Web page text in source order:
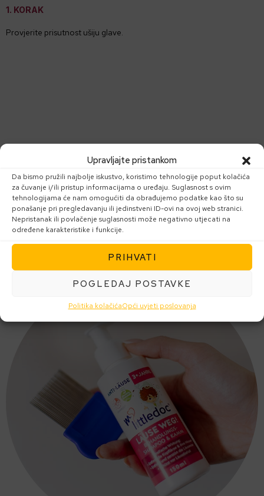
Upravljajte pristankom
Da bismo pružili najbolje iskustvo, koristimo tehnologije poput kolačića
za čuvanje i/ili pristup informacijama o uređaju. Suglasnost s ovim
tehnologijama će nam omogućiti da obrađujemo podatke kao što su
ponašanje pri pregledavanju ili jedinstveni ID-ovi na ovoj web stranici.
Nepristanak ili povlačenje suglasnosti može negativno utjecati na
određene karakteristike i funkcije.
PRIHVATI
POGLEDAJ POSTAVKE
Politika kolačićaOpći uvjeti poslovanja
1. KORAK
Provjerite prisutnost ušiju glave.
Prije uporabe dobro protresite tubu.
Nanesite šampon na kosu, posebno pazeći na vrat, područje iza
ušiju i vrh glave.
Ostavite šampon da djeluje 10 do 15 minuta. Zatim isperite vodom.